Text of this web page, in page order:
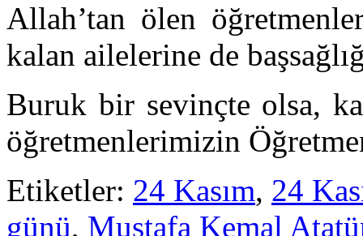
Allah’tan ölen
kalan ailelerine de
Buruk bir sevinçte olsa,
öğretmenlerimizin
Etiketler: 24 Kasım, 24
günü, Mustafa Kemal